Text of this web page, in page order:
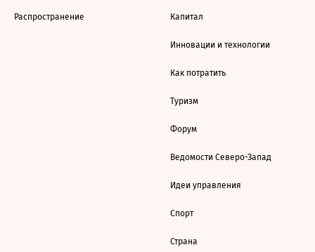
Распространение Капитал
Инновации и технологии
Как потратить
Туризм
Форум
Ведомости Северо-Запад
Идеи управления
Спорт
Страна